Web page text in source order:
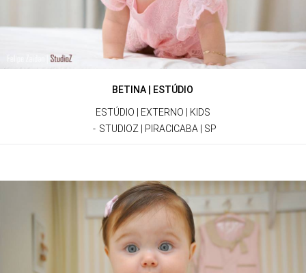
BETINA | ESTÚDIO
ESTÚDIO | EXTERNO | KIDS
STUDIOZ | PIRACICABA | SP